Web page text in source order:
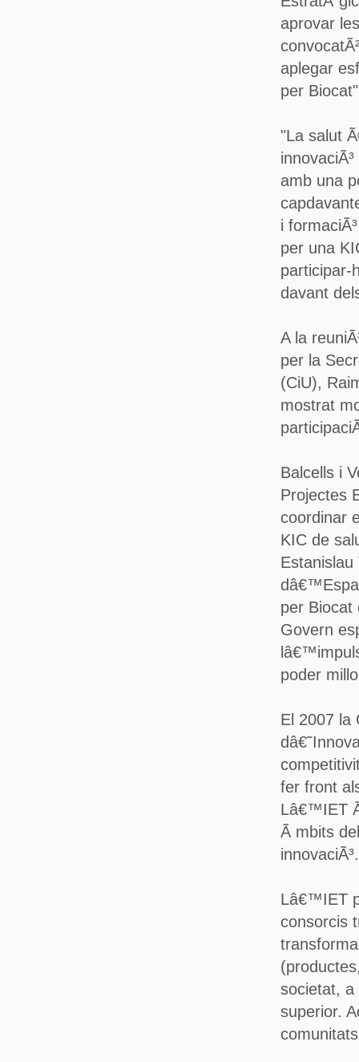
aprovar
aplegar
per
"La salut
amb una
i
per una
participar-
davant
A la
per la
(CiU),
mostrat
Balcells i
Projectes
coordinar
KIC de
Estanislau
per Biocat
Govern
poder
El 2007 la
fer front
Lâ€™IET
Ã mbits
innovaciÃ³.
Lâ€™IET
consorcis
societat,
superior.